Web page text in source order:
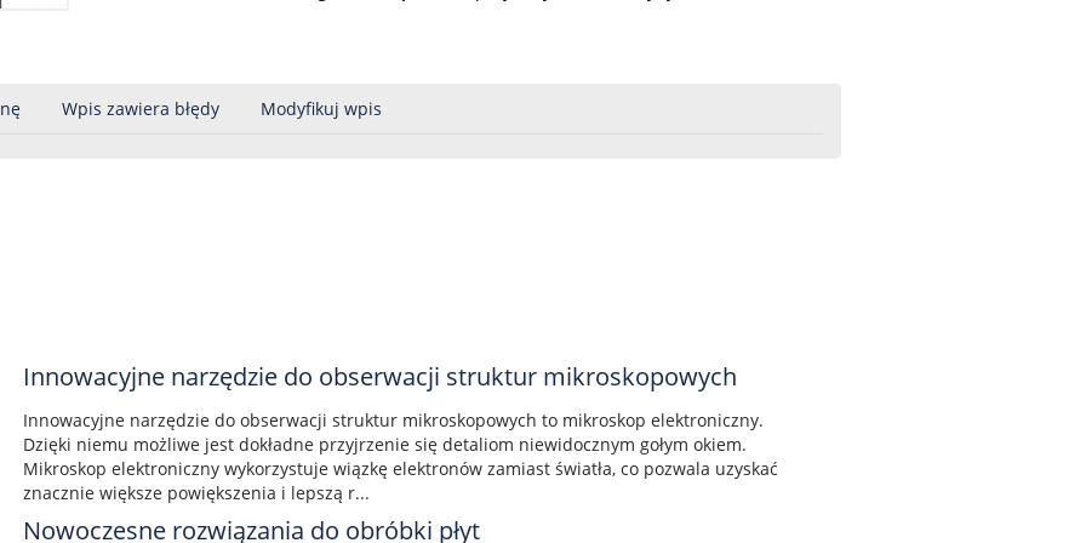
Wpis zawiera błędy Modyfikuj wpis
Innowacyjne narzędzie do obserwacji struktur mikroskopowych
Innowacyjne narzędzie do obserwacji struktur mikroskopowych to mikroskop elektroniczny.
Dzięki niemu możliwe jest dokładne przyjrzenie się detaliom niewidocznym gołym okiem.
Mikroskop elektroniczny wykorzystuje wiązkę elektronów zamiast światła, co pozwala uzyskać
znacznie większe powiększenia i lepszą r...
Nowoczesne rozwiązania do obróbki płyt